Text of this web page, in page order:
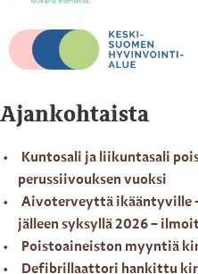
Ajankohtaista
Kuntosali ja liikuntasali
perussiivouksen vuoksi
Aivoterveyttä ikääntyville
jälleen syksyllä 2026 –
Poistoaineiston myyntiä
Defibrillaattori hankittu